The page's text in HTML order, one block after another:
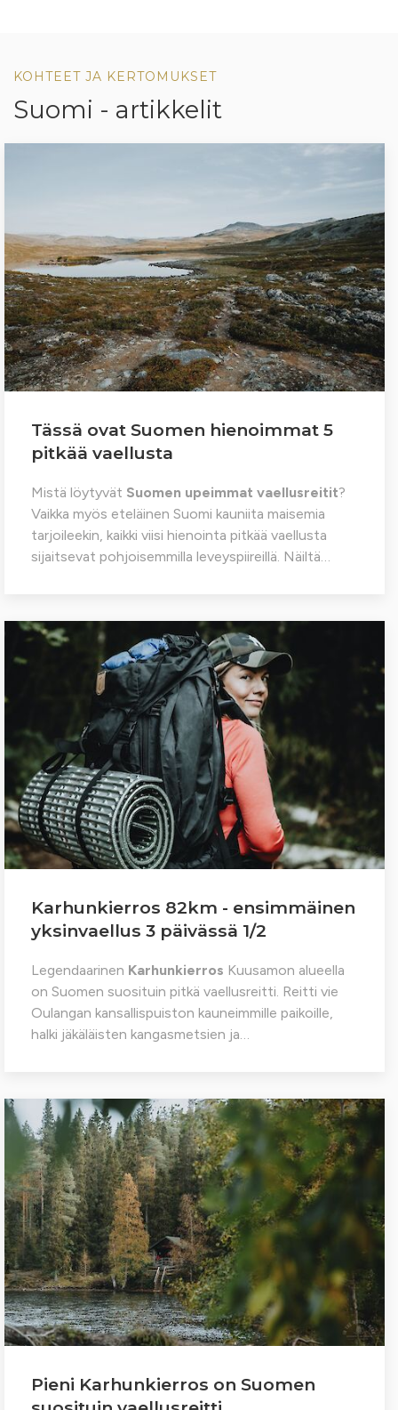
KOHTEET JA KERTOMUKSET
Suomi - artikkelit
Tässä ovat Suomen hienoimmat 5
pitkää vaellusta
Mistä löytyvät Suomen upeimmat vaellusreitit?
Vaikka myös eteläinen Suomi kauniita maisemia
tarjoileekin, kaikki viisi hienointa pitkää vaellusta
sijaitsevat pohjoisemmilla leveyspiireillä. Näiltä…
Karhunkierros 82km - ensimmäinen
yksinvaellus 3 päivässä 1/2
Legendaarinen Karhunkierros Kuusamon alueella
on Suomen suosituin pitkä vaellusreitti. Reitti vie
Oulangan kansallispuiston kauneimmille paikoille,
halki jäkäläisten kangasmetsien ja…
Pieni Karhunkierros on Suomen